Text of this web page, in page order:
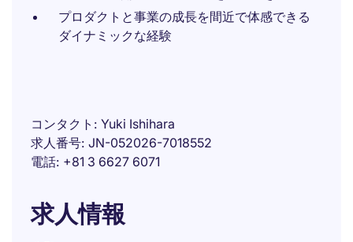
プロダクトと事業の成長を間近で体感できる
ダイナミックな経験
コンタクト
Yuki Ishihara
求人番号 JN-052026-7018552
電話 +81 3 6627 6071
求人情報